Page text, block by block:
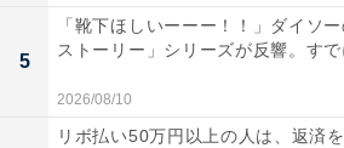
5
「靴下ほしいーーー！！」ダイソー
ストーリー」シリーズが反響。す
2026/08/10
リボ払い50万円以上の人は、返済